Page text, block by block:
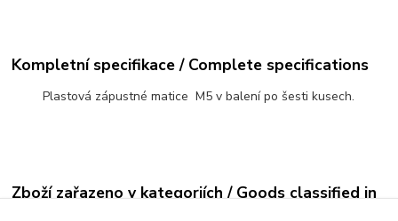
Kompletní specifikace / Complete specifications
Plastová zápustné matice M5 v balení po šesti kusech.
Zboží zařazeno v kategoriích / Goods classified in